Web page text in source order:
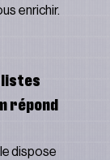
enrichir.
listes
répond
dispose